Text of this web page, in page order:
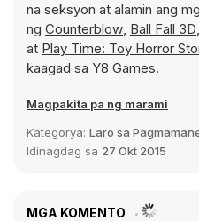
na seksyon at alamin ang
ng Counterblow, Ball Fall 3D,
at Play Time: Toy Horror
kaagad sa Y8 Games.
Magpakita pa ng marami
Kategorya: Laro sa
Idinagdag sa 27 Okt 2015
MGA KOMENTO